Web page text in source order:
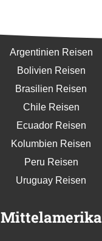
Argentinien Reisen
Bolivien Reisen
Brasilien Reisen
Chile Reisen
Ecuador Reisen
Kolumbien Reisen
Peru Reisen
Uruguay Reisen
Mittelamerika